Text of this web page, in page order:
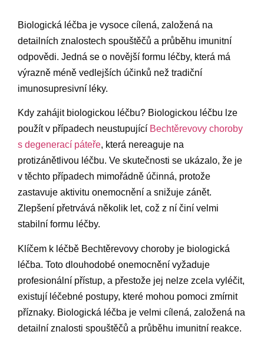
Biologická léčba je vysoce cílená, založená na
detailních znalostech spouštěčů a průběhu imunitní
odpovědi. Jedná se o novější formu léčby, která má
výrazně méně vedlejších účinků než tradiční
imunosupresivní léky.
Kdy zahájit biologickou léčbu? Biologickou léčbu lze
použít v případech neustupující Bechtěrevovy choroby
s degenerací páteře, která nereaguje na
protizánětlivou léčbu. Ve skutečnosti se ukázalo, že je
v těchto případech mimořádně účinná, protože
zastavuje aktivitu onemocnění a snižuje zánět.
Zlepšení přetrvává několik let, což z ní činí velmi
stabilní formu léčby.
Klíčem k léčbě Bechtěrevovy choroby je biologická
léčba. Toto dlouhodobé onemocnění vyžaduje
profesionální přístup, a přestože jej nelze zcela vyléčit,
existují léčebné postupy, které mohou pomoci zmírnit
příznaky. Biologická léčba je velmi cílená, založená na
detailní znalosti spouštěčů a průběhu imunitní reakce.